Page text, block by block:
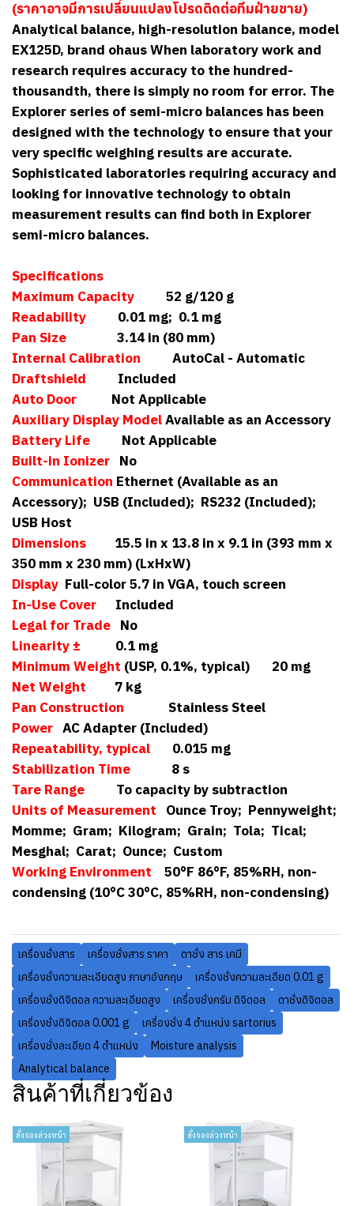
(ราคาอาจมีการเปลี่ยนแปลงโปรดติดต่อทีมฝ่ายขาย)
Analytical balance, high-resolution balance, model
EX125D, brand ohaus When laboratory work and
research requires accuracy to the hundred-
thousandth, there is simply no room for error. The
Explorer series of semi-micro balances has been
designed with the technology to ensure that your
very specific weighing results are accurate.
Sophisticated laboratories requiring accuracy and
looking for innovative technology to obtain
measurement results can find both in Explorer
semi-micro balances.
Specifications
Maximum Capacity
52 g/120 g
Readability 0.01 mg; 0.1 mg
Pan Size 3.14 in (80 mm)
Internal Calibration
AutoCal - Automatic
Draftshield
Included
Auto Door
Not Applicable
Auxiliary Display ModelAvailable as an Accessory
Battery Life Not Applicable
Built-in Ionizer No
Communication Ethernet (Available as an
Accessory); USB (Included); RS232 (Included);
USB Host
Dimensions 15.5 in x 13.8 in x 9.1 in (393 mm x
350 mm x 230 mm) (LxHxW)
Display Full-color 5.7 in VGA, touch screen
In-Use Cover Included
Legal for Trade No
Linearity ± 0.1 mg
Minimum Weight (USP, 0.1%, typical) 20 mg
Net Weight
7 kg
Pan Construction Stainless Steel
Power AC Adapter (Included)
Repeatability, typical
0.015 mg
Stabilization Time
8 s
Tare Range
To capacity by subtraction
Units of Measurement Ounce Troy; Pennyweight;
Momme; Gram; Kilogram; Grain; Tola; Tical;
Mesghal; Carat; Ounce; Custom
Working Environment 50°F 86°F, 85%RH, non-
condensing (10°C 30°C, 85%RH, non-condensing)
เครื่องชั่งสาร เครื่องชั่งสาร ราคา
ตาชั่ง สาร เคมี
เครื่องชั่งความละเอียดสูง ภาษาอังกฤษ
เครื่องชั่งความละเอียด 0.01 g
เครื่องชั่งดิจิตอล ความละเอียดสูง
เครื่องชั่งกรัม ดิจิตอล
ตาชั่งดิจิตอล
เครื่องชั่งดิจิตอล 0.001 g
เครื่องชั่ง 4 ตําแหน่ง sartorius
เครื่องชั่งละเอียด 4 ตําแหน่ง
Moisture analysis
Analytical balance
สินค้าที่เกี่ยวข้อง
สั่งจองล่วงหน้า สั่งจองล่วงหน้า